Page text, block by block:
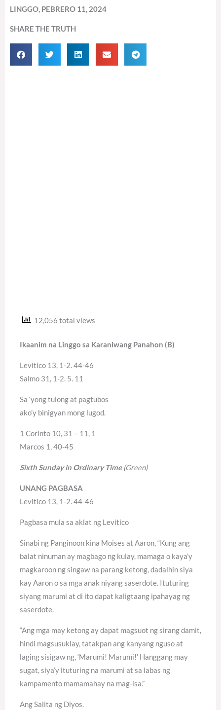
LINGGO, PEBRERO 11, 2024
SHARE THE TRUTH
12,056 total views
Ikaanim na Linggo sa Karaniwang Panahon (B)
Levitico 13, 1-2. 44-46
Salmo 31, 1-2. 5. 11
Sa ‘yong tulong at pagtubos
ako’y binigyan mong lugod.
1 Corinto 10, 31 – 11, 1
Marcos 1, 40-45
Sixth Sunday in Ordinary Time(Green)
UNANG PAGBASA
Levitico 13, 1-2. 44-46
Pagbasa mula sa aklat ng Levitico
Sinabi ng Panginoon kina Moises at Aaron, “Kung ang
balat ninuman ay magbago ng kulay, mamaga o kaya’y
magkaroon ng singaw na parang ketong, dadalhin siya
kay Aaron o sa mga anak niyang saserdote. Ituturing
siyang marumi at di ito dapat kaligtaang ipahayag ng
saserdote.
“Ang mga may ketong ay dapat magsuot ng sirang damit,
hindi magsusuklay, tatakpan ang kanyang nguso at
laging sisigaw ng, ‘Marumi! Marumi!’ Hanggang may
sugat, siya’y ituturing na marumi at sa labas ng
kampamento mamamahay na mag-isa.”
Ang Salita ng Diyos.